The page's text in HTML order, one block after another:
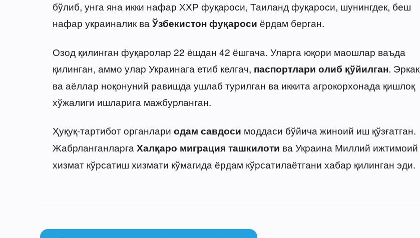
бўлиб, унга яна икки нафар ХХР фуқароси, Таиланд фуқароси, шунингдек, беш
нафар украиналик ва Ўзбекистон фуқароси ёрдам берган.
Озод қилинган фуқаролар 22 ёшдан 42 ёшгача. Уларга юқори маошлар ваъда
қилинган, аммо улар Украинага етиб келгач, паспортлари олиб қўйилган. Эркак
ва аёллар ноқонуний равишда ушлаб турилган ва иккита агрокорхонада қишлоқ
хўжалиги ишларига мажбурланган.
Ҳуқуқ-тартибот органлари одам савдоси моддаси бўйича жиноий иш қўзғатган.
Жабрланганларга Халқаро миграция ташкилоти ва Украина Миллий ижтимоий
хизмат кўрсатиш хизмати кўмагида ёрдам кўрсатилаётгани хабар қилинган эди.